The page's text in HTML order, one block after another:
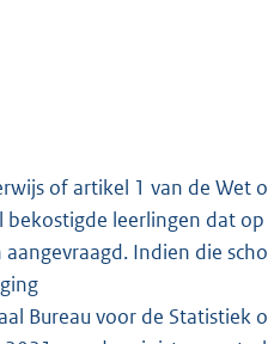
of artikel 1 van de Wet
leerlingen dat op
Indien die
Bureau voor de Statistiek